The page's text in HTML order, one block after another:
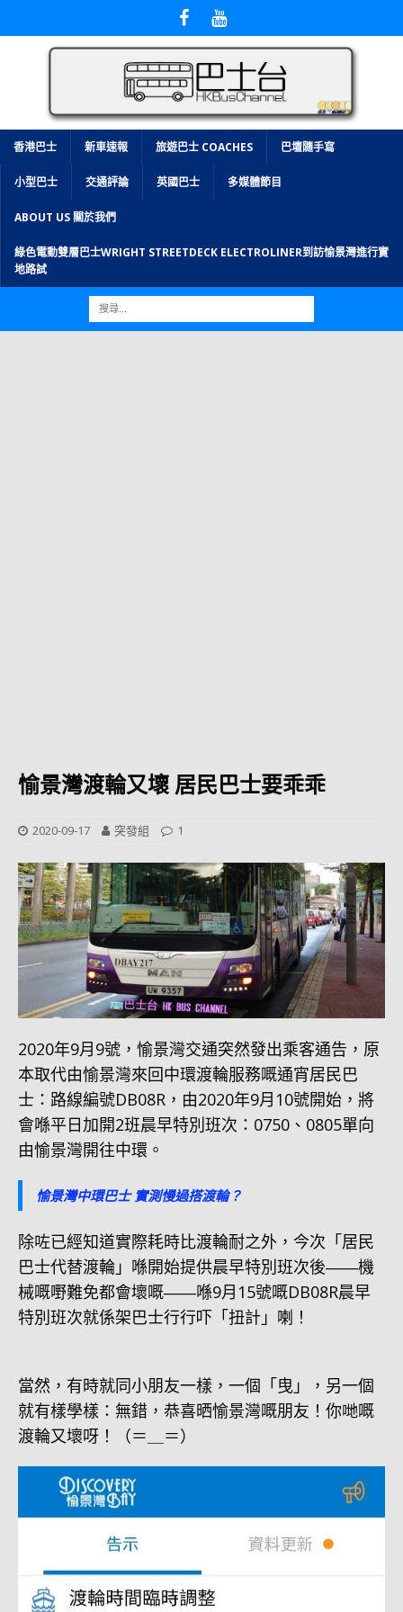
香港巴士 新車速報 旅遊巴士 COACHES 巴壇隨手寫
小型巴士 交通評論 英國巴士 多媒體節目
ABOUT US 關於我們
綠色電動雙層巴士WRIGHT STREETDECK ELECTROLINER到訪愉景灣進行實
地路試
愉景灣渡輪又壞 居民巴士要乖乖
2020-09-17 突發組 1
2020年9月9號，愉景灣交通突然發出乘客通告，原
本取代由愉景灣來回中環渡輪服務嘅通宵居民巴
士：路線編號DB08R，由2020年9月10號開始，將
會喺平日加開2班晨早特別班次：0750、0805單向
由愉景灣開往中環。
愉景灣中環巴士 實測慢過搭渡輪？
除咗已經知道實際耗時比渡輪耐之外，今次「居民
巴士代替渡輪」喺開始提供晨早特別班次後――機
械嘅嘢難免都會壞嘅――喺9月15號嘅DB08R晨早
特別班次就係架巴士行行吓「扭計」喇！
當然，有時就同小朋友一樣，一個「曳」，另一個
就有樣學樣：無錯，恭喜晒愉景灣嘅朋友！你哋嘅
渡輪又壞呀！（＝＿＝）